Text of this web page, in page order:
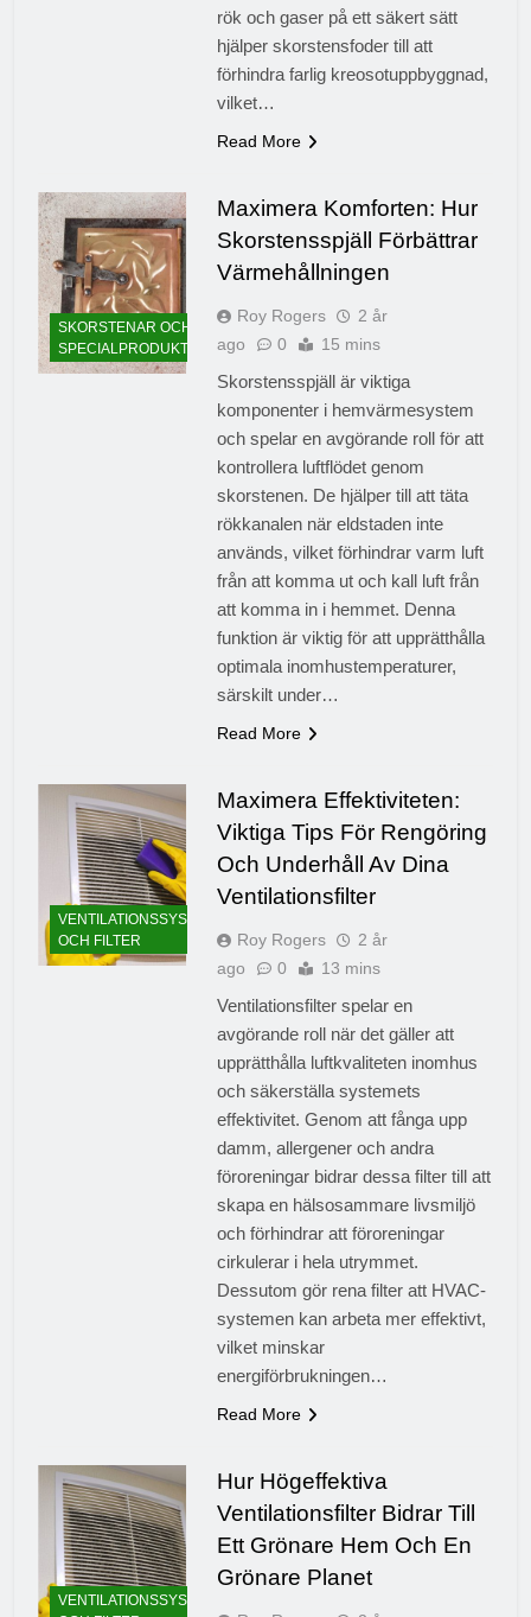
rök och gaser på ett säkert sätt
hjälper skorstensfoder till att
förhindra farlig kreosotuppbyggnad,
vilket…
Read More
SKORSTENAR OCH
SPECIALPRODUKTER
Maximera Komforten: Hur
Skorstensspjäll Förbättrar
Värmehållningen
Roy Rogers
2 år
ago
0 15 mins
Skorstensspjäll är viktiga
komponenter i hemvärmesystem
och spelar en avgörande roll för att
kontrollera luftflödet genom
skorstenen. De hjälper till att täta
rökkanalen när eldstaden inte
används, vilket förhindrar varm luft
från att komma ut och kall luft från
att komma in i hemmet. Denna
funktion är viktig för att upprätthålla
optimala inomhustemperaturer,
särskilt under…
Read More
VENTILATIONSSYSTEM
OCH FILTER
Maximera Effektiviteten:
Viktiga Tips För Rengöring
Och Underhåll Av Dina
Ventilationsfilter
Roy Rogers
2 år
ago
0 13 mins
Ventilationsfilter spelar en
avgörande roll när det gäller att
upprätthålla luftkvaliteten inomhus
och säkerställa systemets
effektivitet. Genom att fånga upp
damm, allergener och andra
föroreningar bidrar dessa filter till att
skapa en hälsosammare livsmiljö
och förhindrar att föroreningar
cirkulerar i hela utrymmet.
Dessutom gör rena filter att HVAC-
systemen kan arbeta mer effektivt,
vilket minskar
energiförbrukningen…
Read More
VENTILATIONSSYSTEM
Hur Högeffektiva
Ventilationsfilter Bidrar Till
Ett Grönare Hem Och En
Grönare Planet